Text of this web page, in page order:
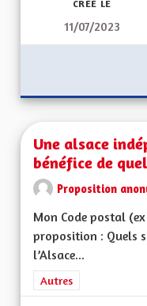
CRÉÉ LE
11/07/2023
Une alsace
bénéfice de
Proposition
Mon Code postal
proposition : Quels
l’Alsace...
Filtrer les résultats
Autres